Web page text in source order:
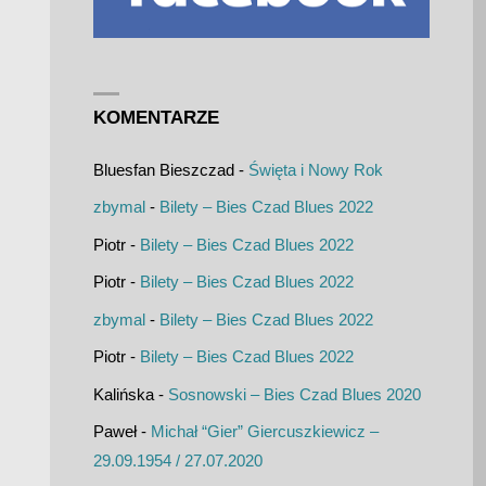
KOMENTARZE
Bluesfan Bieszczad- Święta i Nowy Rok
zbymal- Bilety – Bies Czad Blues 2022
Piotr- Bilety – Bies Czad Blues 2022
Piotr- Bilety – Bies Czad Blues 2022
zbymal- Bilety – Bies Czad Blues 2022
Piotr- Bilety – Bies Czad Blues 2022
Kalińska- Sosnowski – Bies Czad Blues 2020
Paweł- Michał “Gier” Giercuszkiewicz –
29.09.1954 / 27.07.2020